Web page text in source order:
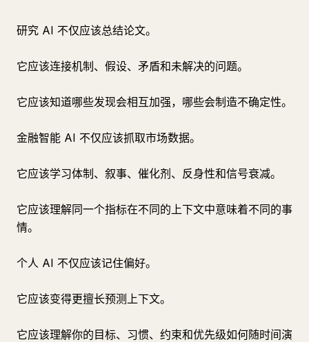
研究 AI 不仅应该总结论文。
它应该连接机制、假设、矛盾和未解决的问题。
它应该知道哪些发现会相互加强，哪些会制造不确定性。
金融智能 AI 不仅应该抓取市场数据。
它应该学习体制、叙事、催化剂、反身性和信号衰减。
它应该理解同一个指标在不同的上下文中意味着不同的事
情。
个人 AI 不仅应该记住偏好。
它应该变得更擅长预测上下文。
它应该理解你的目标、习惯、约束和优先级如何随时间演